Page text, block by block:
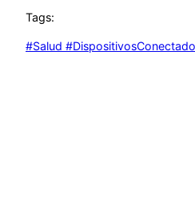
Tags:
#Salud